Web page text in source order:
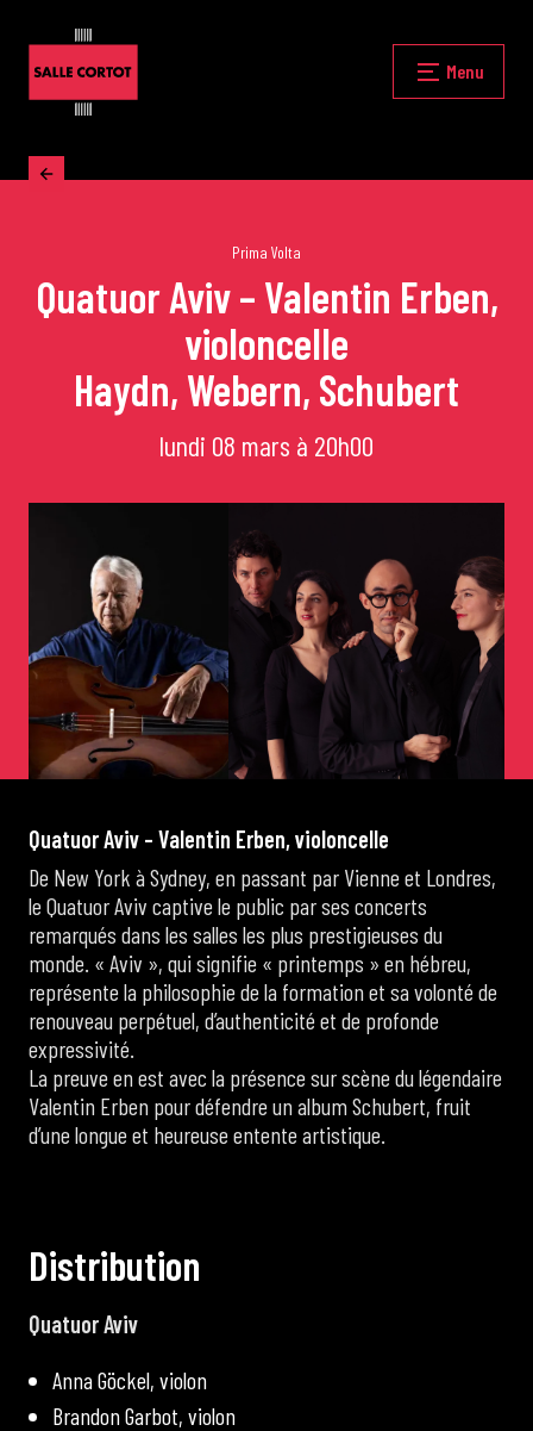
Fermer
Accueil
La programmation
Les grands concerts
Les Masterclasses
Les Rencontres Musicales
de Cortot
Concerts de midi et demi
Scolaires / Pass Culture
Piano Solo Jazz
La salle
L’événementiel
Les contacts
Menu
Prima Volta
Quatuor Aviv – Valentin Erben,
violoncelle
Haydn, Webern, Schubert
lundi 08 mars à 20h00
QuatuorAviv – Valentin Erben,violoncelle
De New York à Sydney, en passant par Vienne et Londres,
le Quatuor Aviv captive le public par ses concerts
remarqués dans les salles les plus prestigieuses du
monde. « Aviv », qui signifie « printemps » en hébreu,
représente la philosophie de la formation et sa volonté de
renouveau perpétuel, d’authenticité et de profonde
expressivité.
La preuve en est avec la présence sur scène du légendaire
Valentin Erben pour défendre un album Schubert, fruit
d’une longue et heureuse entente artistique.
Distribution
Quatuor Aviv
Anna Göckel, violon
Brandon Garbot, violon